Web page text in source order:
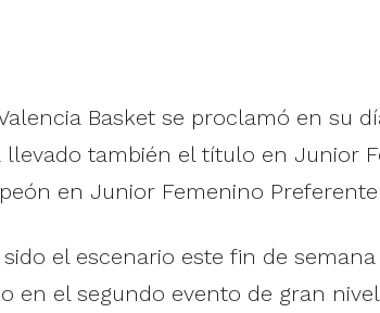
Basket se proclamó en su
también el título en Junior
en Junior Femenino Preferente
el escenario este fin de
en el segundo evento de gran